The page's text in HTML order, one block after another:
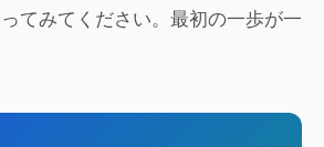
てみてください。最初の一歩が一